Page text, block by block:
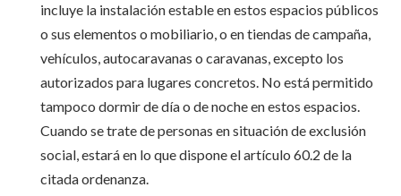
incluye la instalación estable en estos espacios públicos
o sus elementos o mobiliario, o en tiendas de campaña,
vehículos, autocaravanas o caravanas, excepto los
autorizados para lugares concretos. No está permitido
tampoco dormir de día o de noche en estos espacios.
Cuando se trate de personas en situación de exclusión
social, estará en lo que dispone el artículo 60.2 de la
citada ordenanza.